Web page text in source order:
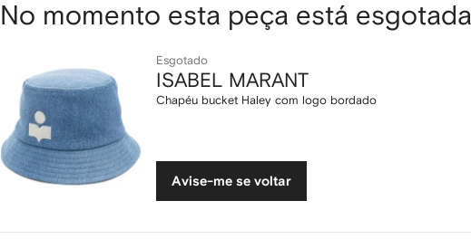
ISABEL
Chapéu
bucket
Haley
com
logo
No momento esta peça está esgotada
Esgotado
ISABEL MARANT
Chapéu bucket Haley com logo bordado
Avise-me se voltar